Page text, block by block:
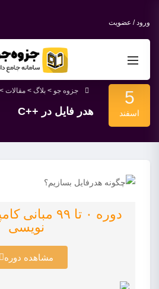
ورود / عضویت
5
اسفند
جزوه جو > بلاگ > مقالات >
هدر فایل در ++C
دوره ۰ تا ۹۹
نویسی
مشاهده دوره